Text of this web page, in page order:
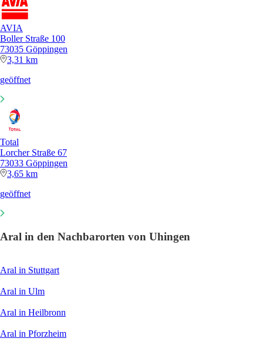
AVIA
Boller Straße 100
73035 Göppingen
3,31 km
geöffnet
Total
Lorcher Straße 67
73033 Göppingen
3,65 km
geöffnet
Aral in den Nachbarorten von Uhingen
Aral in Stuttgart
Aral in Ulm
Aral in Heilbronn
Aral in Pforzheim